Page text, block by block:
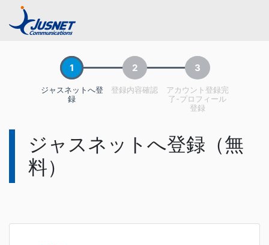
1
ジャスネットへ登
録
2
登録内容確認
3
アカウント登録完
了-プロフィール
登録
ジャスネットへ登録（無
料）